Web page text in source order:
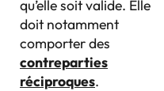
qu’elle soit valide. Elle
doit notamment
comporter des
contreparties
réciproques.